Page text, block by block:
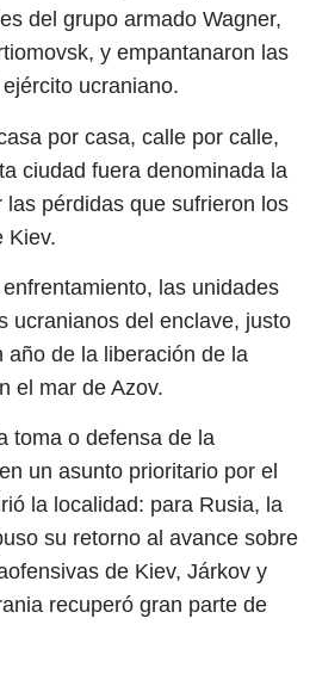
del grupo armado Wagner,
y empantanaron las
ucraniano.
por casa, calle por calle,
ciudad fuera denominada la
las pérdidas que sufrieron los
Kiev.
las unidades
ucranianos del enclave, justo
de la liberación de la
el mar de Azov.
toma o defensa de la
un asunto prioritario por el
la localidad: para Rusia, la
su retorno al avance sobre
de Kiev, Járkov y
recuperó gran parte de